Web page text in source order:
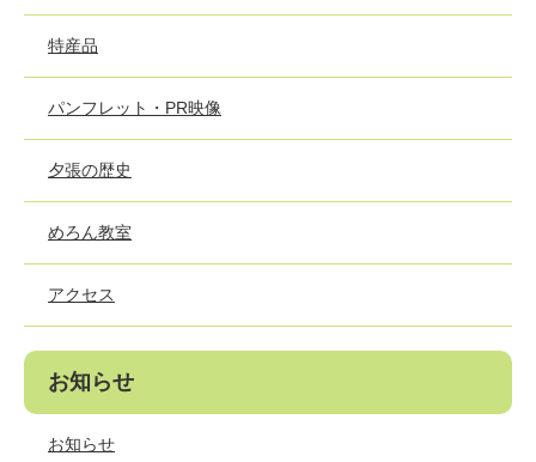
特産品
パンフレット・PR映像
夕張の歴史
めろん教室
アクセス
お知らせ
お知らせ